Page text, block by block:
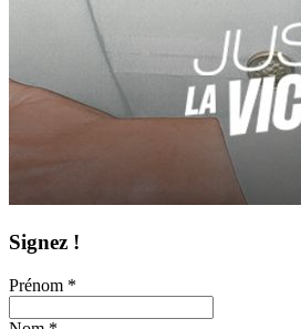
Signez !
Prénom *